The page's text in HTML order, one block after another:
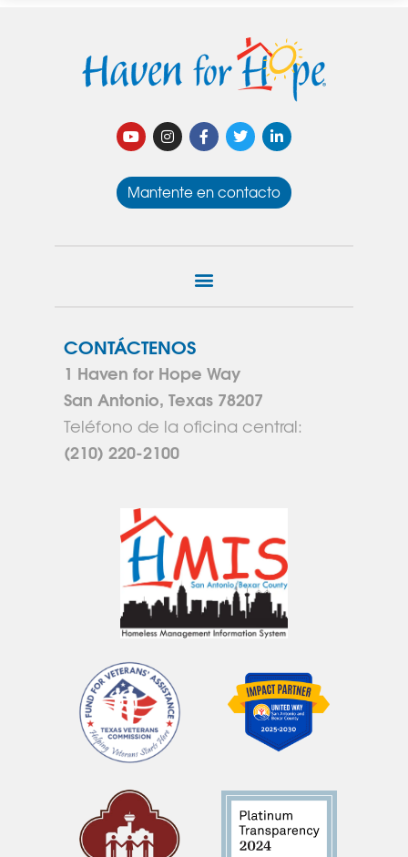
Mantente en contacto
CONTÁCTENOS
1 Haven for Hope Way
San Antonio, Texas 78207
Teléfono de la oficina central:
(210) 220-2100